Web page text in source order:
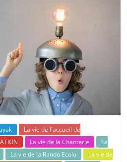
La vie de l'accueil de
La vie de la Chanterie
La
La vie de la Rando Ecolo
La vie de